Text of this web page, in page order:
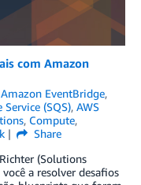
com Amazon
Amazon EventBridge,
(SQS), AWS
, Compute,
Share
(Solutions
a resolver desafios